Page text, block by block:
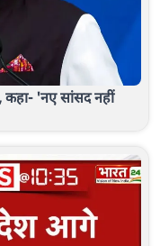
कहा- 'नए सांसद नहीं